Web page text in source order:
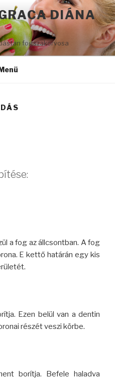
DIÁNA
fogszakorvosa
a fog az állcsontban. A fog
E kettő határán egy kis
Ezen belül van a dentin
részét veszi körbe.
borítja. Befele haladva